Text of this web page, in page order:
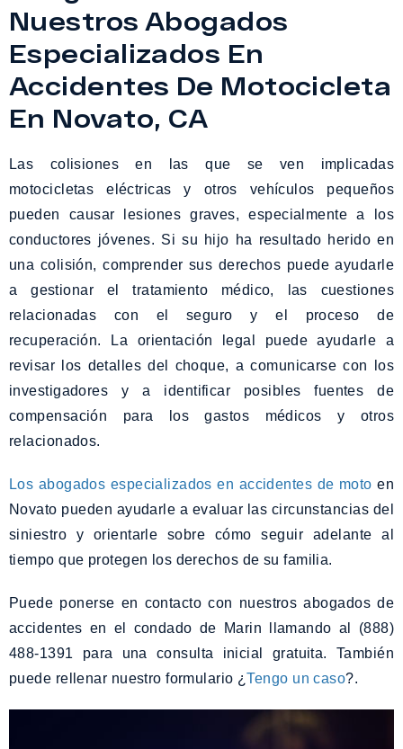
Nuestros Abogados
Especializados En
Accidentes De Motocicleta
En Novato, CA
Las colisiones en las que se ven implicadas
motocicletas eléctricas y otros vehículos pequeños
pueden causar lesiones graves, especialmente a los
conductores jóvenes. Si su hijo ha resultado herido en
una colisión, comprender sus derechos puede ayudarle
a gestionar el tratamiento médico, las cuestiones
relacionadas con el seguro y el proceso de
recuperación. La orientación legal puede ayudarle a
revisar los detalles del choque, a comunicarse con los
investigadores y a identificar posibles fuentes de
compensación para los gastos médicos y otros
relacionados.
Los abogados especializados en accidentes de moto en
Novato pueden ayudarle a evaluar las circunstancias del
siniestro y orientarle sobre cómo seguir adelante al
tiempo que protegen los derechos de su familia.
Puede ponerse en contacto con nuestros abogados de
accidentes en el condado de Marin llamando al (888)
488-1391 para una consulta inicial gratuita. También
puede rellenar nuestro formulario ¿Tengo un caso?.